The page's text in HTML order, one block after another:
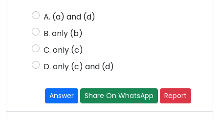
A. (a) and (d)
B. only (b)
C. only (c)
D. only (c) and (d)
Answer Share On WhatsApp Report